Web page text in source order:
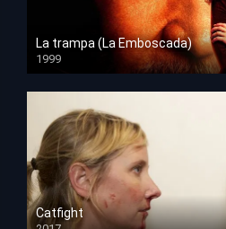
La trampa (La Emboscada)
1999
HD 1080p
Catfight